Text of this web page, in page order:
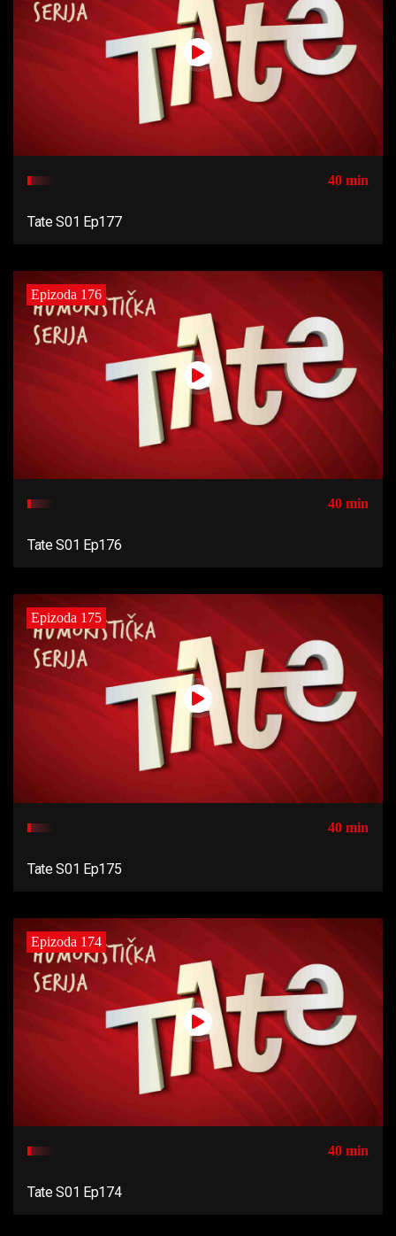
40 min
Tate S01 Ep177
Epizoda 176
40 min
Tate S01 Ep176
Epizoda 175
40 min
Tate S01 Ep175
Epizoda 174
40 min
Tate S01 Ep174